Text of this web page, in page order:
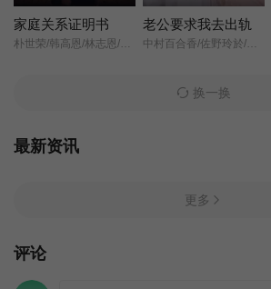
家庭关系证明书 老公要求我去出轨
中村百合香/佐野玲於/山野海/叶山奖之/滨津隆之/桥本美敦子/横野堇/
换一换
最新资讯
更多
评论